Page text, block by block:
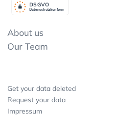
Datenschutzkonform
DSGVO
About us
Our Team
Get your data deleted
Request your data
Impressum